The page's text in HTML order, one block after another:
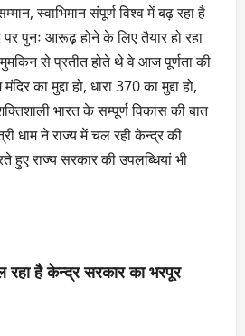
स्वाभिमान संपूर्ण विश्व में बढ़ रहा है
पुनः आरूढ़ होने के लिए तैयार हो रहा
से प्रतीत होते थे वे आज पूर्णता की
का मुद्दा हो, धारा 370 का मुद्दा हो,
भारत के सम्पूर्ण विकास की बात
धाम ने राज्य में चल रही केन्द्र की
हुए राज्य सरकार की उपलब्धियां भी
रहा है केन्द्र सरकार का भरपूर